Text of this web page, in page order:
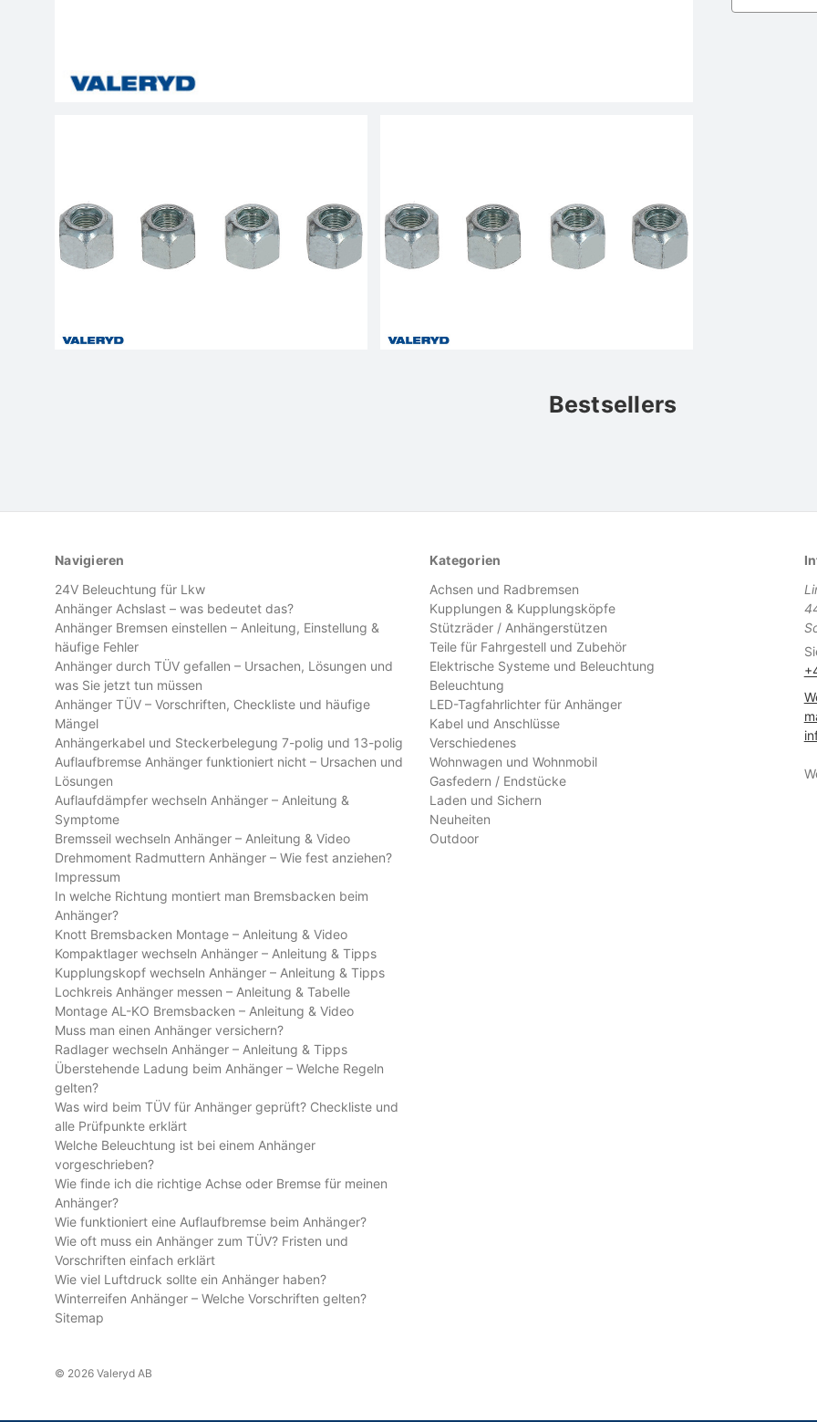
Bestsellers
Navigieren
24V Beleuchtung für Lkw
Anhänger Achslast – was bedeutet das?
Anhänger Bremsen einstellen – Anleitung, Einstellung &
häufige Fehler
Anhänger durch TÜV gefallen – Ursachen, Lösungen und
was Sie jetzt tun müssen
Anhänger TÜV – Vorschriften, Checkliste und häufige
Mängel
Anhängerkabel und Steckerbelegung 7-polig und 13-polig
Auflaufbremse Anhänger funktioniert nicht – Ursachen und
Lösungen
Auflaufdämpfer wechseln Anhänger – Anleitung &
Symptome
Bremsseil wechseln Anhänger – Anleitung & Video
Drehmoment Radmuttern Anhänger – Wie fest anziehen?
Impressum
In welche Richtung montiert man Bremsbacken beim
Anhänger?
Knott Bremsbacken Montage – Anleitung & Video
Kompaktlager wechseln Anhänger – Anleitung & Tipps
Kupplungskopf wechseln Anhänger – Anleitung & Tipps
Lochkreis Anhänger messen – Anleitung & Tabelle
Montage AL-KO Bremsbacken – Anleitung & Video
Muss man einen Anhänger versichern?
Radlager wechseln Anhänger – Anleitung & Tipps
Überstehende Ladung beim Anhänger – Welche Regeln
gelten?
Was wird beim TÜV für Anhänger geprüft? Checkliste und
alle Prüfpunkte erklärt
Welche Beleuchtung ist bei einem Anhänger
vorgeschrieben?
Wie finde ich die richtige Achse oder Bremse für meinen
Anhänger?
Wie funktioniert eine Auflaufbremse beim Anhänger?
Wie oft muss ein Anhänger zum TÜV? Fristen und
Vorschriften einfach erklärt
Wie viel Luftdruck sollte ein Anhänger haben?
Winterreifen Anhänger – Welche Vorschriften gelten?
Sitemap
Kategorien
Achsen und Radbremsen
Kupplungen & Kupplungsköpfe
Stützräder / Anhängerstützen
Teile für Fahrgestell und Zubehör
Elektrische Systeme und Beleuchtung
Beleuchtung
LED-Tagfahrlichter für Anhänger
Kabel und Anschlüsse
Verschiedenes
Wohnwagen und Wohnmobil
Gasfedern / Endstücke
Laden und Sichern
Neuheiten
Outdoor
© 2026 Valeryd AB